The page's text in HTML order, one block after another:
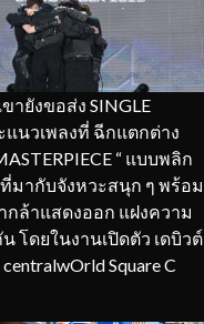
ายังขอส่ง SINGLE
แนวเพลงที่ ฉีกแตกต่าง
“ แบบพลิก
ที่มากับจังหวะสนุก ๆ พร้อม
ล้าแสดงออก แฝงความ
โดยในงานเปิดตัว เดบิวต์
Square C